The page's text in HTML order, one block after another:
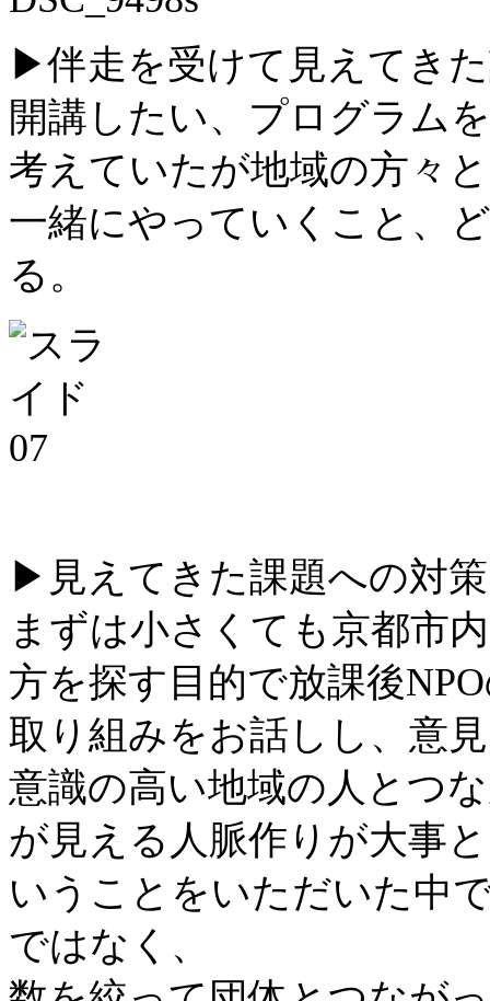
▶︎伴走を受けて見えてき
開講したい、プログラム
考えていたが地域の方々と
一緒にやっていくこと、
る。
▶︎見えてきた課題への対
まずは小さくても京都市
方を探す目的で放課後
取り組みをお話しし、意
意識の高い地域の人とつ
が見える人脈作りが大事と
いうことをいただいた中
ではなく、